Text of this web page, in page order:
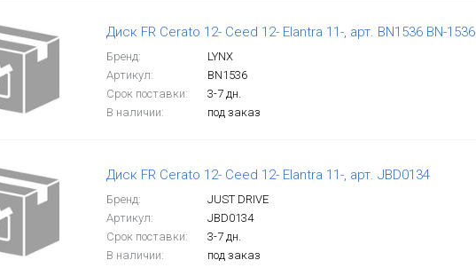
Диск FR Cerato 12- Ceed 12- Elantra 11-, арт. BN1536 BN-1536
Бренд:
LYNX
Артикул:
BN1536
Срок поставки:
3-7 дн.
В наличии:
под заказ
Диск FR Cerato 12- Ceed 12- Elantra 11-, арт. JBD0134
Бренд:
JUST DRIVE
Артикул:
JBD0134
Срок поставки:
3-7 дн.
В наличии:
под заказ